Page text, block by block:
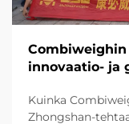
innovaatio- ja
Kuinka
Zhongshan-